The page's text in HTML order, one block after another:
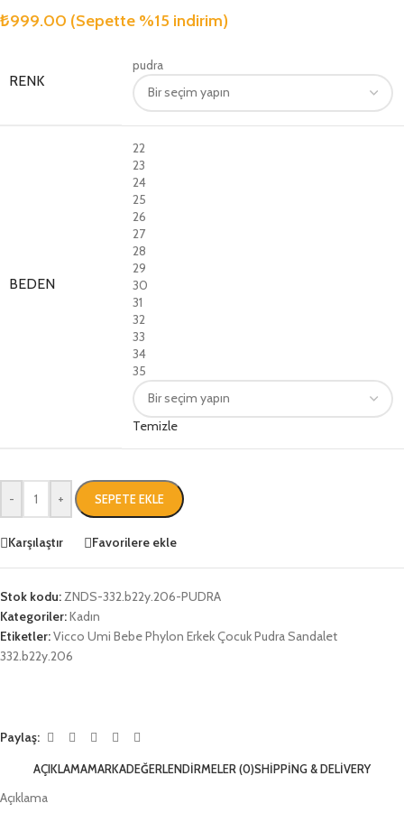
₺999.00 (Sepette %15 indirim)
RENK
pudra
BEDEN
22
23
24
25
26
27
28
29
30
31
32
33
34
35
Temizle
- + SEPETE EKLE
Karşılaştır Favorilere ekle
Stok kodu: ZNDS-332.b22y.206-PUDRA
Kategoriler:Kadın
Etiketler:Vicco Umi Bebe Phylon Erkek Çocuk Pudra Sandalet
332.b22y.206
Paylaş:
AÇIKLAMAMARKADEĞERLENDIRMELER (0)SHIPPING & DELIVERY
Açıklama